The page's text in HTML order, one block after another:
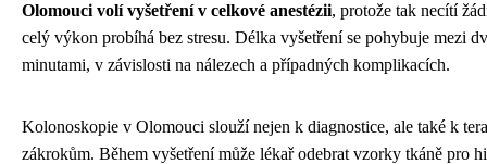
Olomouci volí vyšetření v celkové anestézii, protože tak necítí
celý výkon probíhá bez stresu. Délka vyšetření se pohybuje mezi
minutami, v závislosti na nálezech a případných komplikacích.
Kolonoskopie v Olomouci slouží nejen k diagnostice, ale také k
zákrokům. Během vyšetření může lékař odebrat vzorky tkáně pro